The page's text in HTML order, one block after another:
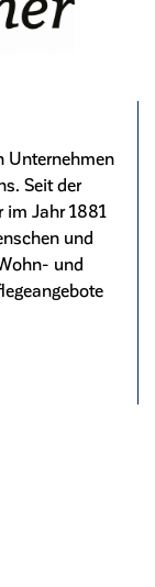
Unternehmen
Seit der
im Jahr 1881
und
und